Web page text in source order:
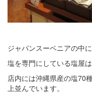
ジャパンスーベニアの中
塩を専門にしている塩屋
店内には沖縄県産の塩70
上並んでいます。